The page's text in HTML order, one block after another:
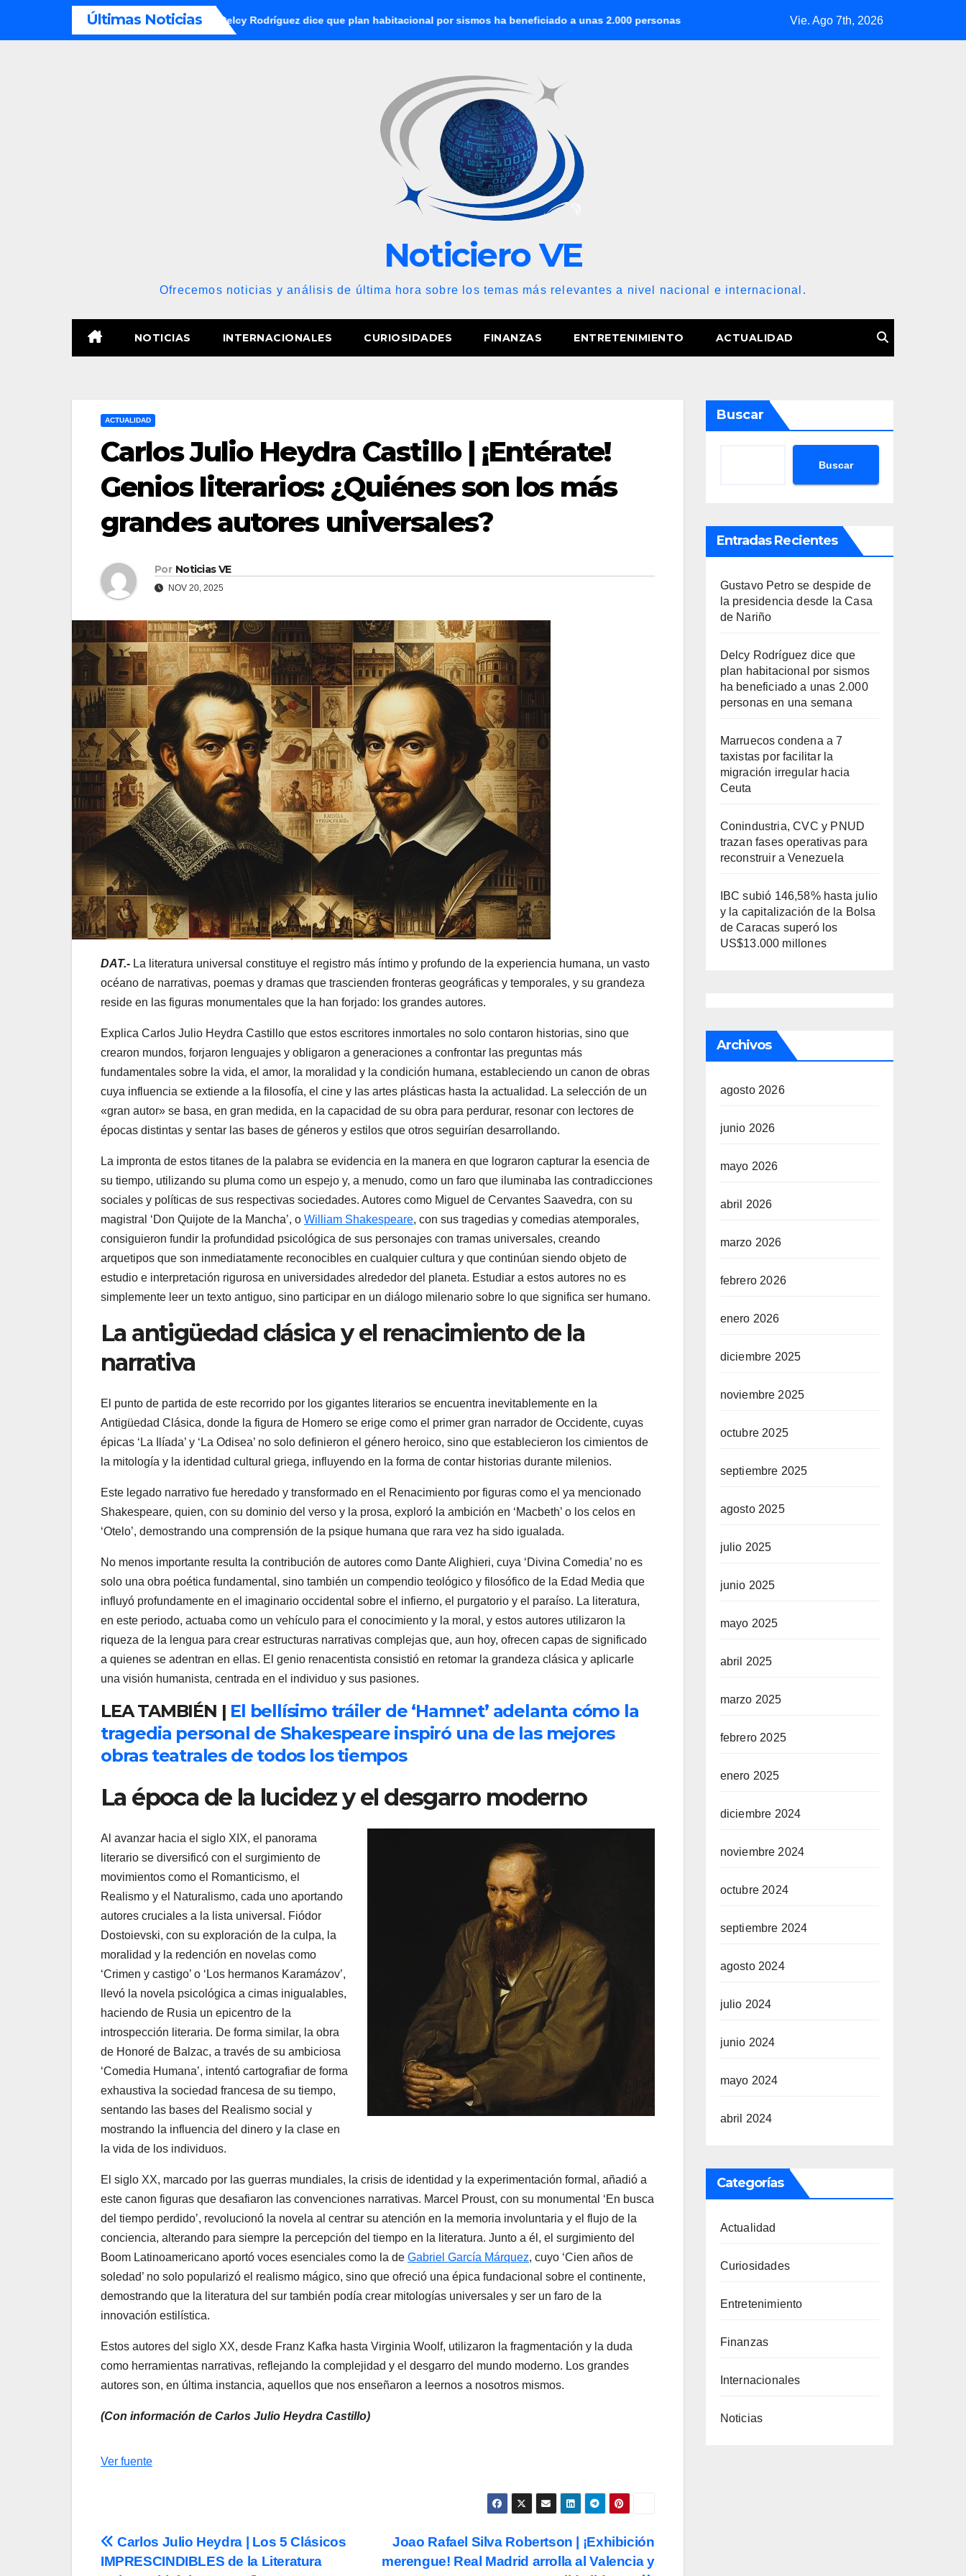
Últimas Noticias
la Casa de Nariño Delcy Rodríguez dice que plan habitacional por sismos ha beneficiado a unas 2.000 personas en una semana Marruecos condena a 7 taxistas por facilitar la
Vie. Ago 7th, 2026
Noticiero VE
Ofrecemos noticias y análisis de última hora sobre los temas más relevantes a nivel nacional e internacional.
NOTICIAS INTERNACIONALES CURIOSIDADES FINANZAS ENTRETENIMIENTO ACTUALIDAD
ACTUALIDAD
Carlos Julio Heydra Castillo | ¡Entérate!
Genios literarios: ¿Quiénes son los más
grandes autores universales?
Por Noticias VE
NOV 20, 2025
DAT.- La literatura universal constituye el registro más íntimo y profundo de la experiencia humana, un vasto
océano de narrativas, poemas y dramas que trascienden fronteras geográficas y temporales, y su grandeza
reside en las figuras monumentales que la han forjado: los grandes autores.
Explica Carlos Julio Heydra Castillo que estos escritores inmortales no solo contaron historias, sino que
crearon mundos, forjaron lenguajes y obligaron a generaciones a confrontar las preguntas más
fundamentales sobre la vida, el amor, la moralidad y la condición humana, estableciendo un canon de obras
cuya influencia se extiende a la filosofía, el cine y las artes plásticas hasta la actualidad. La selección de un
«gran autor» se basa, en gran medida, en la capacidad de su obra para perdurar, resonar con lectores de
épocas distintas y sentar las bases de géneros y estilos que otros seguirían desarrollando.
La impronta de estos titanes de la palabra se evidencia en la manera en que lograron capturar la esencia de
su tiempo, utilizando su pluma como un espejo y, a menudo, como un faro que iluminaba las contradicciones
sociales y políticas de sus respectivas sociedades. Autores como Miguel de Cervantes Saavedra, con su
magistral ‘Don Quijote de la Mancha’, o William Shakespeare, con sus tragedias y comedias atemporales,
consiguieron fundir la profundidad psicológica de sus personajes con tramas universales, creando
arquetipos que son inmediatamente reconocibles en cualquier cultura y que continúan siendo objeto de
estudio e interpretación rigurosa en universidades alrededor del planeta. Estudiar a estos autores no es
simplemente leer un texto antiguo, sino participar en un diálogo milenario sobre lo que significa ser humano.
La antigüedad clásica y el renacimiento de la
narrativa
El punto de partida de este recorrido por los gigantes literarios se encuentra inevitablemente en la
Antigüedad Clásica, donde la figura de Homero se erige como el primer gran narrador de Occidente, cuyas
épicas ‘La Ilíada’ y ‘La Odisea’ no solo definieron el género heroico, sino que establecieron los cimientos de
la mitología y la identidad cultural griega, influyendo en la forma de contar historias durante milenios.
Este legado narrativo fue heredado y transformado en el Renacimiento por figuras como el ya mencionado
Shakespeare, quien, con su dominio del verso y la prosa, exploró la ambición en ‘Macbeth’ o los celos en
‘Otelo’, demostrando una comprensión de la psique humana que rara vez ha sido igualada.
No menos importante resulta la contribución de autores como Dante Alighieri, cuya ‘Divina Comedia’ no es
solo una obra poética fundamental, sino también un compendio teológico y filosófico de la Edad Media que
influyó profundamente en el imaginario occidental sobre el infierno, el purgatorio y el paraíso. La literatura,
en este periodo, actuaba como un vehículo para el conocimiento y la moral, y estos autores utilizaron la
riqueza de la lengua para crear estructuras narrativas complejas que, aun hoy, ofrecen capas de significado
a quienes se adentran en ellas. El genio renacentista consistió en retomar la grandeza clásica y aplicarle
una visión humanista, centrada en el individuo y sus pasiones.
LEA TAMBIÉN | El bellísimo tráiler de ‘Hamnet’ adelanta cómo la
tragedia personal de Shakespeare inspiró una de las mejores
obras teatrales de todos los tiempos
La época de la lucidez y el desgarro moderno
Al avanzar hacia el siglo XIX, el panorama
literario se diversificó con el surgimiento de
movimientos como el Romanticismo, el
Realismo y el Naturalismo, cada uno aportando
autores cruciales a la lista universal. Fiódor
Dostoievski, con su exploración de la culpa, la
moralidad y la redención en novelas como
‘Crimen y castigo’ o ‘Los hermanos Karamázov’,
llevó la novela psicológica a cimas inigualables,
haciendo de Rusia un epicentro de la
introspección literaria. De forma similar, la obra
de Honoré de Balzac, a través de su ambiciosa
‘Comedia Humana’, intentó cartografiar de forma
exhaustiva la sociedad francesa de su tiempo,
sentando las bases del Realismo social y
mostrando la influencia del dinero y la clase en
la vida de los individuos.
El siglo XX, marcado por las guerras mundiales, la crisis de identidad y la experimentación formal, añadió a
este canon figuras que desafiaron las convenciones narrativas. Marcel Proust, con su monumental ‘En busca
del tiempo perdido’, revolucionó la novela al centrar su atención en la memoria involuntaria y el flujo de la
conciencia, alterando para siempre la percepción del tiempo en la literatura. Junto a él, el surgimiento del
Boom Latinoamericano aportó voces esenciales como la de Gabriel García Márquez, cuyo ‘Cien años de
soledad’ no solo popularizó el realismo mágico, sino que ofreció una épica fundacional sobre el continente,
demostrando que la literatura del sur también podía crear mitologías universales y ser un faro de la
innovación estilística.
Estos autores del siglo XX, desde Franz Kafka hasta Virginia Woolf, utilizaron la fragmentación y la duda
como herramientas narrativas, reflejando la complejidad y el desgarro del mundo moderno. Los grandes
autores son, en última instancia, aquellos que nos enseñaron a leernos a nosotros mismos.
(Con información de Carlos Julio Heydra Castillo)
Navegación
Ver fuente
Navegación
Joao Rafael Silva Robertson | ¡Exhibición
merengue! Real Madrid arrolla al Valencia y
Carlos Julio Heydra | Los 5 Clásicos
IMPRESCINDIBLES de la Literatura
Buscar
Buscar
Entradas Recientes
Gustavo Petro se despide de
la presidencia desde la Casa
de Nariño
Delcy Rodríguez dice que
plan habitacional por sismos
ha beneficiado a unas 2.000
personas en una semana
Marruecos condena a 7
taxistas por facilitar la
migración irregular hacia
Ceuta
Conindustria, CVC y PNUD
trazan fases operativas para
reconstruir a Venezuela
IBC subió 146,58% hasta julio
y la capitalización de la Bolsa
de Caracas superó los
US$13.000 millones
Archivos
agosto 2026
junio 2026
mayo 2026
abril 2026
marzo 2026
febrero 2026
enero 2026
diciembre 2025
noviembre 2025
octubre 2025
septiembre 2025
agosto 2025
julio 2025
junio 2025
mayo 2025
abril 2025
marzo 2025
febrero 2025
enero 2025
diciembre 2024
noviembre 2024
octubre 2024
septiembre 2024
agosto 2024
julio 2024
junio 2024
mayo 2024
abril 2024
Categorías
Actualidad
Curiosidades
Entretenimiento
Finanzas
Internacionales
Noticias